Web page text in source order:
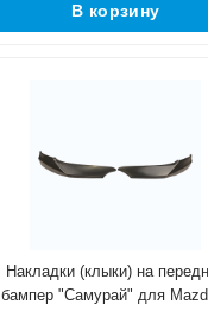
В корзину
Накладки (клыки) на
бампер "Самурай" для